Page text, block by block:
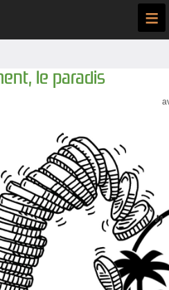
≡
le paradis